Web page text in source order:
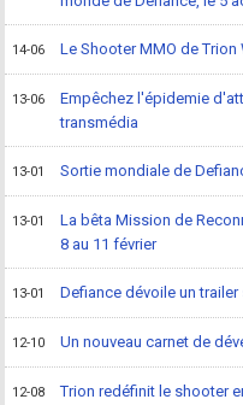
14-06 Le Shooter MMO de
13-06
Empêchez l'épidemie
transmédia
13-01 Sortie mondiale de
13-01
La bêta Mission de
8 au 11 février
13-01 Defiance dévoile un
12-10 Un nouveau carnet de
12-08 Trion redéfinit le shooter